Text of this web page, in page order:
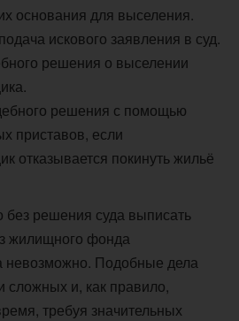
основания для выселения.
искового заявления в суд.
решения о выселении
решения с помощью
приставов, если
отказывается покинуть жильё
без решения суда выписать
жилищного фонда
невозможно. Подобные дела
сложных и, как правило,
требуя значительных